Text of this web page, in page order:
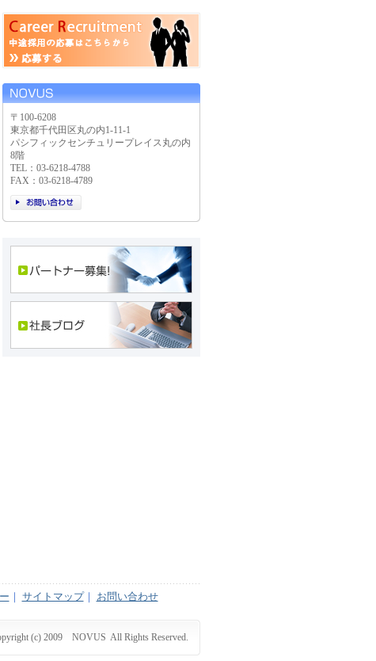
〒100-6208
東京都千代田区丸の内1-11-1
パシフィックセンチュリープレイス丸の内
8階
TEL：03-6218-4788
FAX：03-6218-4789
サイトマップ｜ お問い合わせ
(c) 2009 NOVUS All Rights Reserved.